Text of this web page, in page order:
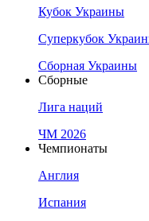
Кубок Украины
Суперкубок
Сборная Украины
Сборные
Лига наций
ЧМ 2026
Чемпионаты
Англия
Испания